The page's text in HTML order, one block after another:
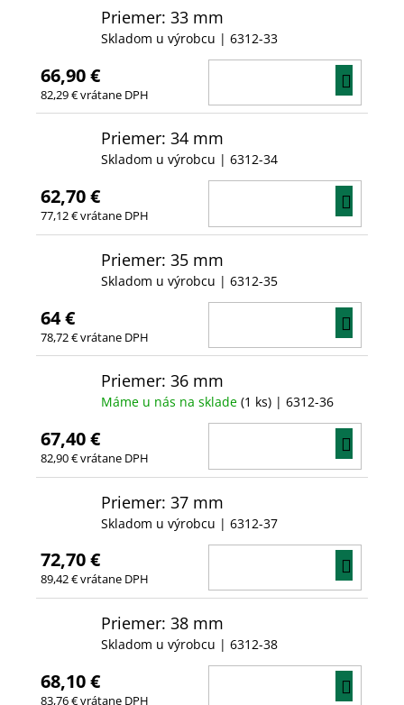
Priemer: 33 mm
Skladom u výrobcu | 6312-33
66,90 €
82,29 € vrátane DPH
Priemer: 34 mm
Skladom u výrobcu | 6312-34
62,70 €
77,12 € vrátane DPH
Priemer: 35 mm
Skladom u výrobcu | 6312-35
64 €
78,72 € vrátane DPH
Priemer: 36 mm
Máme u nás na sklade (1 ks) | 6312-36
67,40 €
82,90 € vrátane DPH
Priemer: 37 mm
Skladom u výrobcu | 6312-37
72,70 €
89,42 € vrátane DPH
Priemer: 38 mm
Skladom u výrobcu | 6312-38
68,10 €
83,76 € vrátane DPH